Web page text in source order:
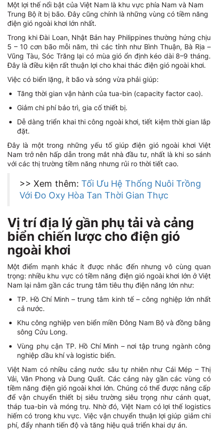
Một lợi thế nổi bật của Việt Nam là khu vực phía Nam và Nam
Trung Bộ ít bị bão. Đây cũng chính là những vùng có tiềm năng
điện gió ngoài khơi lớn nhất.
Trong khi Đài Loan, Nhật Bản hay Philippines thường hứng chịu
5 – 10 cơn bão mỗi năm, thì các tỉnh như Bình Thuận, Bà Rịa –
Vũng Tàu, Sóc Trăng lại có mùa gió ổn định kéo dài 8–9 tháng.
Đây là điều kiện rất thuận lợi cho khai thác điện gió ngoài khơi.
Việc có biển lặng, ít bão và sóng vừa phải giúp:
Tăng thời gian vận hành của tua-bin (capacity factor cao).
Giảm chi phí bảo trì, gia cố thiết bị.
Dễ dàng triển khai thi công ngoài khơi, tiết kiệm thời gian lắp
đặt.
Đây là một trong những yếu tố giúp điện gió ngoài khơi Việt
Nam trở nên hấp dẫn trong mắt nhà đầu tư, nhất là khi so sánh
với các thị trường tiềm năng nhưng rủi ro thời tiết cao.
>> Xem thêm: Tối Ưu Hệ Thống Nuôi Trồng
Với Đo Oxy Hòa Tan Thời Gian Thực
Vị trí địa lý gần phụ tải và cảng
biển chiến lược cho điện gió
ngoài khơi
Một điểm mạnh khác ít được nhắc đến nhưng vô cùng quan
trọng: nhiều khu vực có tiềm năng điện gió ngoài khơi lớn ở Việt
Nam lại nằm gần các trung tâm tiêu thụ điện năng lớn như:
TP. Hồ Chí Minh – trung tâm kinh tế – công nghiệp lớn nhất
cả nước.
Khu công nghiệp ven biển miền Đông Nam Bộ và đồng bằng
sông Cửu Long.
Vùng phụ cận TP. Hồ Chí Minh – nơi tập trung ngành công
nghiệp dầu khí và logistic biển.
Việt Nam có nhiều cảng nước sâu tự nhiên như Cái Mép – Thị
Vải, Vân Phong và Dung Quất. Các cảng này gần các vùng có
tiềm năng điện gió ngoài khơi lớn. Chúng có thể được nâng cấp
để vận chuyển thiết bị siêu trường siêu trọng như cánh quạt,
tháp tua-bin và móng trụ. Nhờ đó, Việt Nam có lợi thế logistics
hiếm có trong khu vực. Việc vận chuyển thuận lợi giúp giảm chi
phí, đẩy nhanh tiến độ và tăng hiệu quả triển khai dự án.